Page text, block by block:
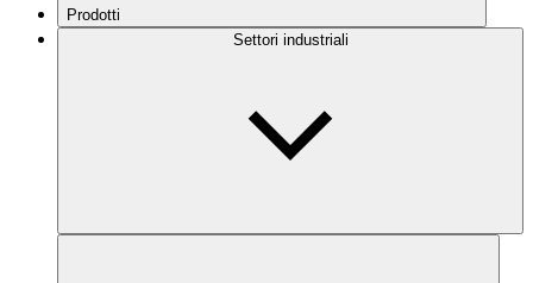
Prodotti
Settori industriali